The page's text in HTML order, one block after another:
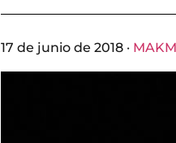
17 de junio de 2018 ·